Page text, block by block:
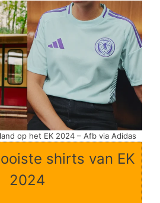
op het EK 2024 – Afb via Adidas
shirts van EK
2024